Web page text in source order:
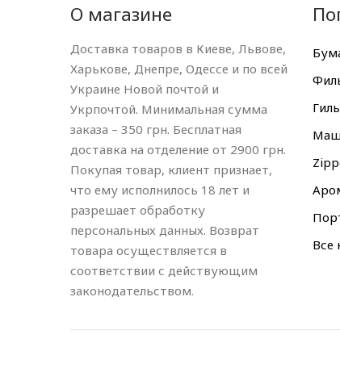
О магазине
Доставка товаров в Киеве, Львове,
Харькове, Днепре, Одессе и по всей
Украине Новой почтой и
Укрпочтой. Минимальная сумма
заказа – 350 грн. Бесплатная
доставка на отделение от 2900 грн.
Покупая товар, клиент признает,
что ему исполнилось 18 лет и
разрешает обработку
персональных данных. Возврат
товара осуществляется в
соответствии с действующим
законодательством.
Все